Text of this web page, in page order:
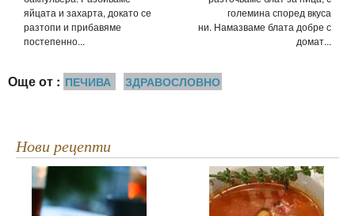
яйцата и захарта, докато се
разтопи и прибавяме
постепенно...
големина според вкуса
ни. Намазваме блата добре с
домат...
Още от : ПЕЧИВА ЗДРАВОСЛОВНО
Нови рецепти